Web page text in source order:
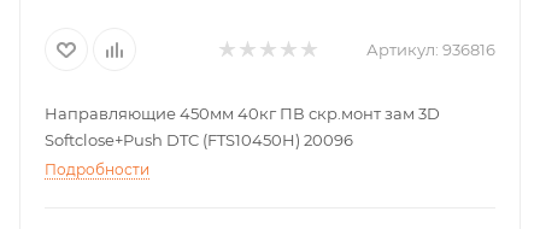
Артикул: 936816
Направляющие 450мм 40кг ПВ скр.монт зам 3D
Softclose+Push DTC (FTS10450H) 20096
Подробности